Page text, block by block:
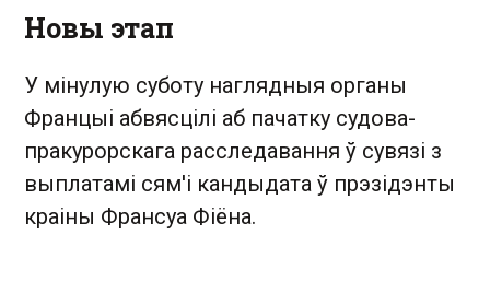
Новы этап
У мінулую суботу наглядныя органы
Францыі абвясцілі аб пачатку судова-
пракурорскага расследавання ў сувязі з
выплатамі сям'і кандыдата ў прэзідэнты
краіны Франсуа Фіёна.